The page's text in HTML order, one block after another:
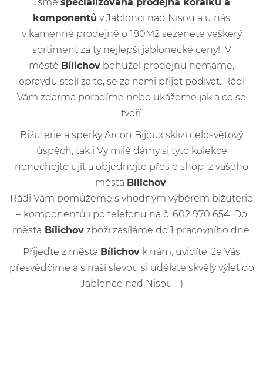
komponentů v Jablonci nad Nisou a u nás
v kamenné prodejně o 180M2 seženete veškerý
sortiment za ty nejlepší jablonecké ceny! V
městě Bílichov bohužel prodejnu nemáme,
opravdu stojí za to, se za námi přijet podívat. Rádi
Vám zdarma poradíme nebo ukážeme jak a co se
tvoří.
Bižuterie a šperky Arcon Bijoux sklízí celosvětový
úspěch, tak i Vy milé dámy si tyto kolekce
nenechejte ujít a objednejte přes e shop z vašeho
města Bílichov
Rádi Vám pomůžeme s vhodným výběrem bižuterie
– komponentů i po telefonu na č. 602 970 654. Do
města Bílichovzboží zasíláme do 1 pracovního dne.
Přijeďte z města Bílichov k nám, uvidíte, že Vás
přesvědčíme a s naší slevou si uděláte skvělý výlet do
Jablonce nad Nisou :-)